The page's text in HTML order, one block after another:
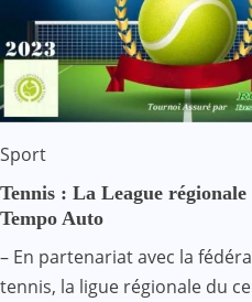
Sport
Tennis : La League
Tempo Auto
– En partenariat avec la
tennis, la ligue régionale du